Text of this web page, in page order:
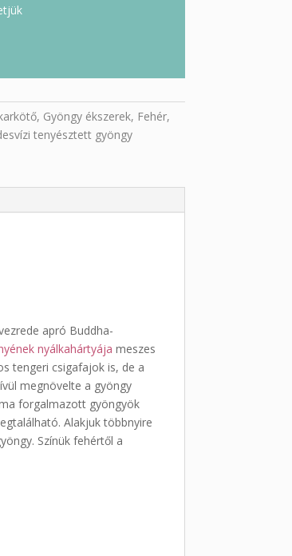
, Gyöngy ékszerek, Fehér,
tenyésztett gyöngy
apró Buddha-
nyálkahártyája meszes
tengeri csigafajok is, de a
megnövelte a gyöngy
forgalmazott gyöngyök
Alakjuk többnyire
Színük fehértől a